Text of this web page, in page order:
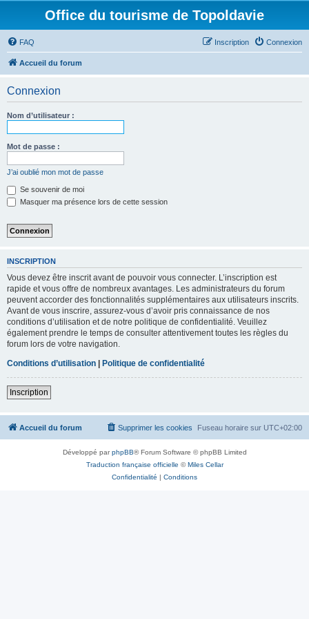
Office du tourisme de Topoldavie
FAQ Connexion
Inscription
Accueil du forum
Connexion
Nom d’utilisateur :
Mot de passe :
J’ai oublié mon mot de passe
Se souvenir de moi
Masquer ma présence lors de cette session
INSCRIPTION
Vous devez être inscrit avant de pouvoir vous connecter. L’inscription est
rapide et vous offre de nombreux avantages. Les administrateurs du forum
peuvent accorder des fonctionnalités supplémentaires aux utilisateurs inscrits.
Avant de vous inscrire, assurez-vous d’avoir pris connaissance de nos
conditions d’utilisation et de notre politique de confidentialité. Veuillez
également prendre le temps de consulter attentivement toutes les règles du
forum lors de votre navigation.
Conditions d’utilisation | Politique de confidentialité
Inscription
Accueil du forum Fuseau horaire sur UTC+02:00
Supprimer les cookies
Développé parphpBB® Forum Software © phpBB Limited
Traduction française officielle ©Miles Cellar
Confidentialité | Conditions